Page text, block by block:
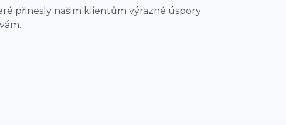
přinesly našim klientům výrazné úspory